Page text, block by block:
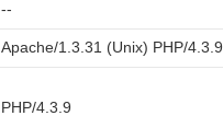
--
Apache/1.3.31 (Unix) PHP/4.3.9
PHP/4.3.9